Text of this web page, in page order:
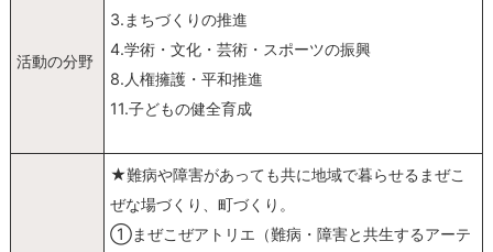
活動の分野
3.まちづくりの推進
4.学術・文化・芸術・スポーツの振興
8.人権擁護・平和推進
11.子どもの健全育成
★難病や障害があっても共に地域で暮らせるまぜこ
ぜな場づくり、町づくり。
①まぜこぜアトリエ（難病・障害と共生するアーテ